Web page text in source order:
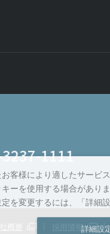
1111
採用情報
客様により適したサー
ーを使用する場合がありま
を変更するには、「詳細
詳細設